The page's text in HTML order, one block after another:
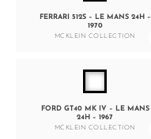
FERRARI 512S – LE MANS 24H –
1970
MCKLEIN COLLECTION
FORD GT40 MK IV – LE MANS
24H – 1967
MCKLEIN COLLECTION